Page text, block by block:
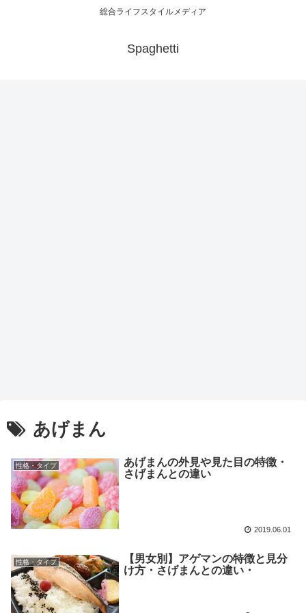
総合ライフスタイルメディア
Spaghetti
あげまん
性格・タイプ
あげまんの外見や見た目の特徴・
さげまんとの違い
2019.06.01
性格・タイプ
【男女別】アゲマンの特徴と見分
け方・さげまんとの違い・